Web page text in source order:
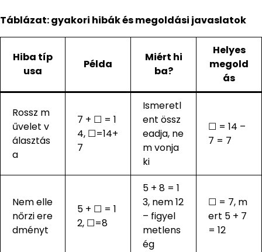
Táblázat: gyakori hibák és megoldási javaslatok
Hiba típ
usa
Példa
Miért hi
ba?
Helyes
megold
ás
Rossz m
űvelet v
álasztás
a
7 + ☐ = 1
4, ☐=14+
7
Ismeretl
ent össz
eadja, ne
m vonja
ki
☐ = 14 –
7 = 7
Nem elle
nőrzi ere
dményt
5 + ☐ = 1
2, ☐=8
5 + 8 = 1
3, nem 12
– figyel
metlens
ég
☐ = 7, m
ert 5 + 7
= 12